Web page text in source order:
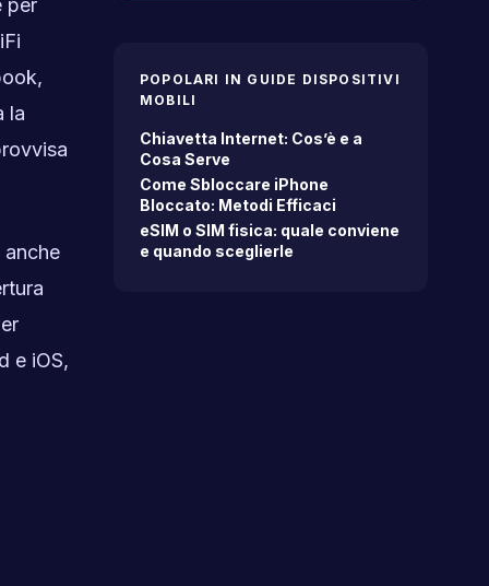
per
la
e iOS,
POPOLARI IN GUIDE DISPOSITIVI
MOBILI
Chiavetta Internet: Cos’è e a
Cosa Serve
Come Sbloccare iPhone
Bloccato: Metodi Efficaci
eSIM o SIM fisica: quale conviene
e quando sceglierle